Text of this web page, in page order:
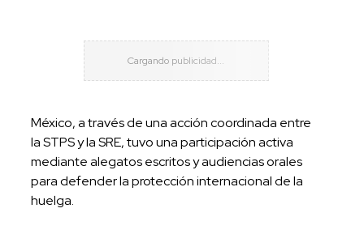
México, a través de una acción coordinada entre
la STPS y la SRE, tuvo una participación activa
mediante alegatos escritos y audiencias orales
para defender la protección internacional de la
huelga.